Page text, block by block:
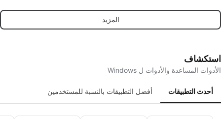
الضوئي على الحروف
استرداد بيانات آمن
الرياضات الإلكترونية
المزيد
استكشاف
الأدوات المساعدة والأدوات ل Windows
أحدث التطبيقات أفضل التطبيقات بالنسبة للمستخدمين